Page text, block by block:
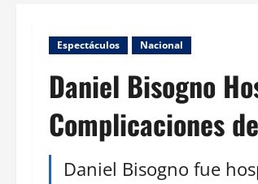
Espectáculos Nacional
Daniel Bisogno
Complicaciones
Daniel Bisogno fue